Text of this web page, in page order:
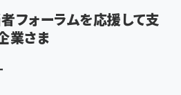
フォーラムを応援して支
業さま